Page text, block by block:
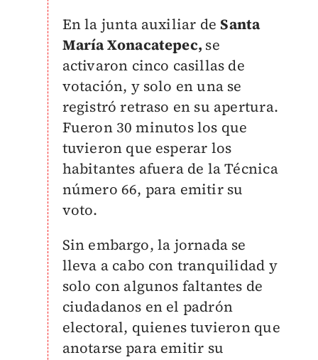
En la junta auxiliar deSanta
María Xonacatepec, se
activaron cinco casillas de
votación, y solo en una se
registró retraso en su apertura.
Fueron 30 minutos los que
tuvieron que esperar los
habitantes afuera de la Técnica
número 66, para emitir su
voto.
Sin embargo, la jornada se
lleva a cabo con tranquilidad y
solo con algunos faltantes de
ciudadanos en el padrón
electoral, quienes tuvieron que
anotarse para emitir su